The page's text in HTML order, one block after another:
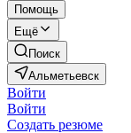
Помощь
Ещё
Поиск
Альметьевск
Войти
Войти
Создать резюме